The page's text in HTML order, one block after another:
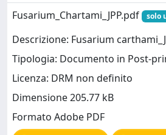
Fusarium_Chartami_JPP.pdf
solo
Descrizione: Fusarium
Tipologia: Documento in Post-
Licenza: DRM non definito
Dimensione 205.77 kB
Formato Adobe PDF